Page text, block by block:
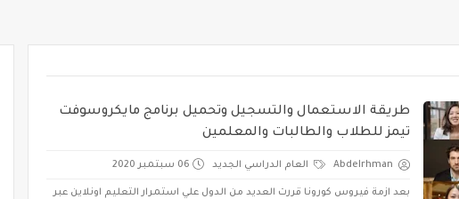
طريقة الاستعمال والتسجيل وتحميل برنامج مايكروسوفت
تيمز للطلاب والطالبات والمعلمين
Abdelrhman العام الدراسي الجديد 06 سبتمبر 2020
بعد ازمة فيروس كورونا قررت العديد من الدول علي استمرار التعليم اونلاين عبر